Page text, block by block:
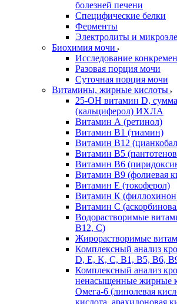
болезней печени
Специфические белки
Ферменты
Электролиты и
Биохимия мочи
Исследование
Разовая порция мочи
Суточная порция мочи
Витамины, жирные кислоты
25-OH витамин D,
(кальциферол) ИХЛА
Витамин А (ретинол)
Витамин В1 (тиамин)
Витамин В12
Витамин В5
Витамин В6
Витамин В9 (фолиевая
Витамин Е (токоферол)
Витамин К
Витамин С
Водорастворимые
В12, С)
Жирорастворимые
Комплексный анализ
D, E, K, C, B1, B5, B6,
Комплексный анализ
ненасыщенные жирные
Омега-6 (линолевая
кислота, арахидоновая